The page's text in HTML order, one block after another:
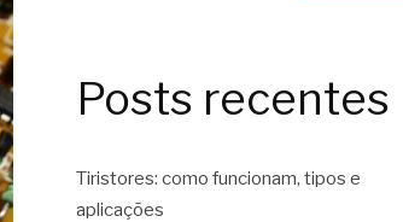
Posts recentes
Tiristores: como funcionam, tipos e
aplicações